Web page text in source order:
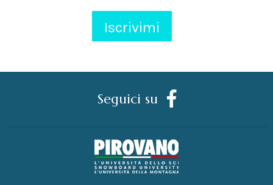
Seguici su